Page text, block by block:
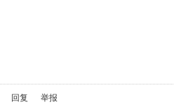
回复 举报